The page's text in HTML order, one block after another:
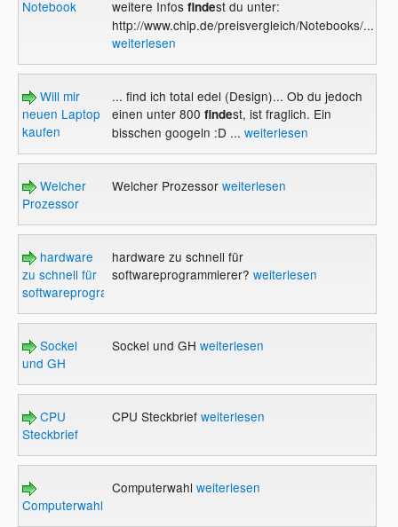
Notebook
weitere Infosfindest du unter:
http://www.chip.de/preisvergleich/Notebooks/...
weiterlesen
Will mir
neuen Laptop
kaufen
... find ich total edel (Design)... Ob du jedoch
einen unter 800 findest, ist fraglich. Ein
bisschen googeln :D ... weiterlesen
Welcher
Prozessor
Welcher Prozessor weiterlesen
hardware
zu schnell für
softwareprogrammierer?
hardware zu schnell für
softwareprogrammierer? weiterlesen
Sockel
und GH
Sockel und GH weiterlesen
CPU
Steckbrief
CPU Steckbrief weiterlesen
Computerwahl
Computerwahl weiterlesen